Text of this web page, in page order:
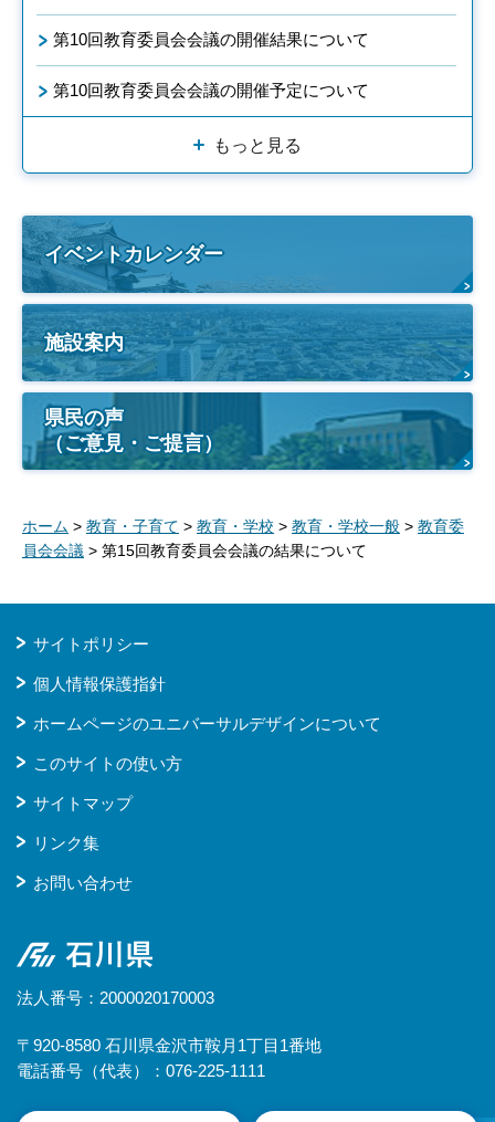
第10回教育委員会会議の開催結果について
第10回教育委員会会議の開催予定について
もっと見る
イベントカレンダー
施設案内
県民の声
（ご意見・ご提言）
ホーム > 教育・子育て > 教育・学校 > 教育・学校一般 > 教育委
員会会議 > 第15回教育委員会会議の結果について
サイトポリシー
個人情報保護指針
ホームページのユニバーサルデザインについて
このサイトの使い方
サイトマップ
リンク集
お問い合わせ
石川県
法人番号：2000020170003
〒920-8580 石川県金沢市鞍月1丁目1番地
電話番号（代表）：076-225-1111